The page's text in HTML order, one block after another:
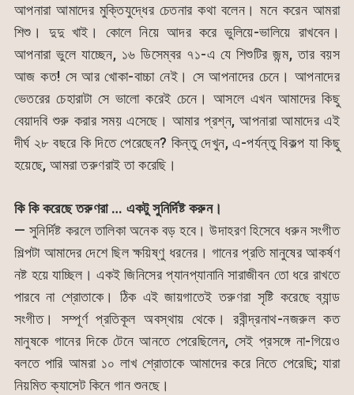
আপনারা আমাদের মুক্তিযুদ্ধের চেতনার কথা বলেন। মনে করেন আমরা
শিশু। দুদু খাই। কোলে নিয়ে আদর করে ভুলিয়ে-ভালিয়ে রাখবেন।
আপনারা ভুলে যাচ্ছেন, ১৬ ডিসেম্বর ৭১-এ যে শিশুটির জন্ম, তার বয়স
আজ কত! সে আর খোকা-বাচ্চা নেই। সে আপনাদের চেনে। আপনাদের
ভেতরের চেহারাটা সে ভালো করেই চেনে। আসলে এখন আমাদের কিছু
বেয়াদবি শুরু করার সময় এসেছে। আমার প্রশ্ন, আপনারা আমাদের এই
দীর্ঘ ২৮ বছরে কি দিতে পেরেছেন? কিন্তু দেখুন, এ-পর্যন্তু বিকল্প যা কিছু
হয়েছে, আমরা তরুণরাই তা করেছি।
কি কি করেছে তরুণরা … একটু সুনির্দিষ্ট করুন।
— সুনির্দিষ্ট করলে তালিকা অনেক বড় হবে। উদাহরণ হিসেবে ধরুন সংগীত
শিল্পটা আমাদের দেশে ছিল ক্ষয়িষ্ণু ধরনের। গানের প্রতি মানুষের আকর্ষণ
নষ্ট হয়ে যাচ্ছিল। একই জিনিসের প্যানপ্যানানি সারাজীবন তো ধরে রাখতে
পারবে না শ্রোতাকে। ঠিক এই জায়গাতেই তরুণরা সৃষ্টি করেছে ব্যান্ড
সংগীত। সম্পূর্ণ প্রতিকূল অবস্থায় থেকে। রবীন্দ্রনাথ-নজরুল কত
মানুষকে গানের দিকে টেনে আনতে পেরেছিলেন, সেই প্রসঙ্গে না-গিয়েও
বলতে পারি আমরা ১০ লাখ শ্রোতাকে আমাদের করে নিতে পেরেছি; যারা
নিয়মিত ক্যাসেট কিনে গান শুনছে।